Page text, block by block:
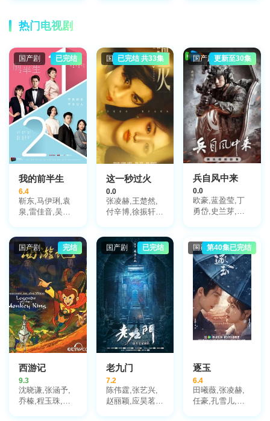
斋藤润,恒松祐里
热门电视剧
国产剧 已完结
我的前半生
6.4
靳东,马伊琍,袁
泉,雷佳音,吴越,
婷,张棪琰,孔维,
栾元晖,侯岩松,
魏之皓,王天泽,
郑罗茜,宋允皓,
徐才根,啜妮,任
洛敏,张兰,茹天,
闵天浩,是安,郭
彤彤,陈冠宁,杨
梅,孙语涵,徐晟,
关雪盈,毕涵文,
凌孜,陆玲,程宏,
李宏磊,黄婧,谭
凯,于明加,任东
霖,张衣,黄澜
国产剧已完结 共33集
这一秒过火
0.0
张凌赫,王楚然,
付辛博,徐振轩,
莫愁,毛孩,鹿骐,
苇青,刘令姿,康
可人,陈东阳,黄
博远,斓曦,张弓,
金俊秀,陈欣予
国产剧更新至30集
兵自风中来
0.0
欧豪,蓝盈莹,丁
勇岱,史兰芽,刘
王春宇,关亚军,
杨舒,吴岳阳,张
进,陈方舟,陈启
杰,周德华,赵长
洲,赵荀,费鲤齐,
夏侯镔,徐洪浩,
傅程鹏,谢心
国产剧 完结
西游记
9.3
沈晓谦,张涵予,
乔榛,程玉珠,刘
国产剧 已完结
老九门
7.2
陈伟霆,张艺兴,
赵丽颖,应昊茗,
国产剧第40集已完结
逐玉
6.4
田曦薇,张凌赫,
任豪,孔雪儿,邓